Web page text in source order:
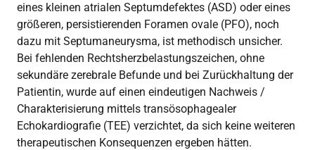
eines kleinen atrialen Septumdefektes (ASD) oder eines
größeren, persistierenden Foramen ovale (PFO), noch
dazu mit Septumaneurysma, ist methodisch unsicher.
Bei fehlenden Rechtsherzbelastungszeichen, ohne
sekundäre zerebrale Befunde und bei Zurückhaltung der
Patientin, wurde auf einen eindeutigen Nachweis /
Charakterisierung mittels transösophagealer
Echokardiografie (TEE) verzichtet, da sich keine weiteren
therapeutischen Konsequenzen ergeben hätten.